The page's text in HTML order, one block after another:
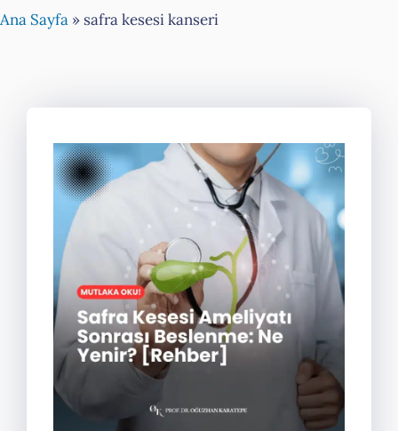
Ana Sayfa » safra kesesi kanseri